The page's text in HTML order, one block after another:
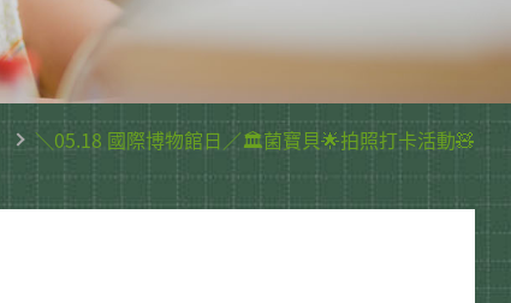
＼05.18 國際博物館日／🏛️菌寶貝🌟拍照打卡活動🧸